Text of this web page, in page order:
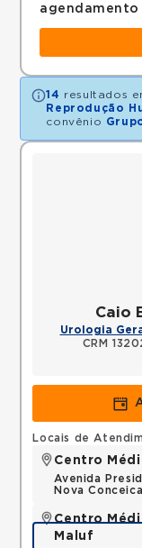
agendamento
14 resultados
Reprodução
convênio
Caio
Urologia
CRM
Locais de
Centro
Avenida
Nova
Centro
Maluf